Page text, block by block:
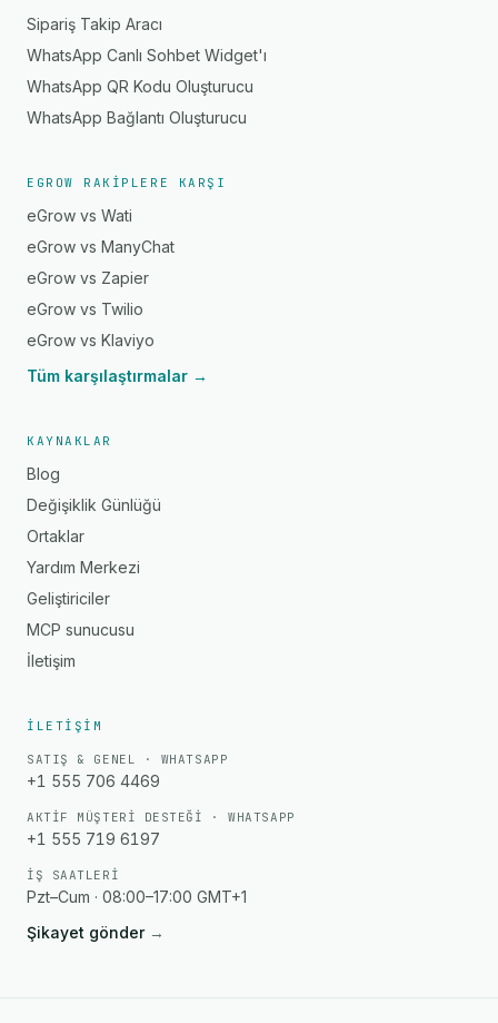
Sipariş Takip Aracı
WhatsApp Canlı Sohbet Widget'ı
WhatsApp QR Kodu Oluşturucu
WhatsApp Bağlantı Oluşturucu
EGROW RAKIPLERE KARŞI
eGrow vs Wati
eGrow vs ManyChat
eGrow vs Zapier
eGrow vs Twilio
eGrow vs Klaviyo
Tüm karşılaştırmalar →
KAYNAKLAR
Blog
Değişiklik Günlüğü
Ortaklar
Yardım Merkezi
Geliştiriciler
MCP sunucusu
İletişim
İLETIŞIM
SATIŞ & GENEL · WHATSAPP
+1 555 706 4469
AKTIF MÜŞTERI DESTEĞI · WHATSAPP
+1 555 719 6197
İŞ SAATLERI
Pzt–Cum · 08:00–17:00 GMT+1
Şikayet gönder →